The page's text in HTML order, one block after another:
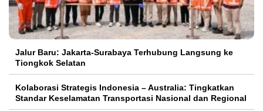
Jalur Baru: Jakarta-Surabaya Terhubung Langsung ke
Tiongkok Selatan
Kolaborasi Strategis Indonesia – Australia: Tingkatkan
Standar Keselamatan Transportasi Nasional dan Regional